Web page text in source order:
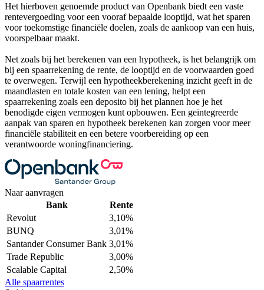
Het hierboven genoemde product van Openbank biedt een vaste
rentevergoeding voor een vooraf bepaalde looptijd, wat het sparen
voor toekomstige financiële doelen, zoals de aankoop van een huis,
voorspelbaar maakt.
Net zoals bij het berekenen van een hypotheek, is het belangrijk om
bij een spaarrekening de rente, de looptijd en de voorwaarden goed
te overwegen. Terwijl een hypotheekberekening inzicht geeft in de
maandlasten en totale kosten van een lening, helpt een
spaarrekening zoals een deposito bij het plannen hoe je het
benodigde eigen vermogen kunt opbouwen. Een geïntegreerde
aanpak van sparen en hypotheek berekenen kan zorgen voor meer
financiële stabiliteit en een betere voorbereiding op een
verantwoorde woningfinanciering.
Naar aanvragen
Bank
Rente
Revolut
3,10%
BUNQ
3,01%
Santander Consumer Bank 3,01%
Trade Republic
3,00%
Scalable Capital
2,50%
Alle spaarrentes